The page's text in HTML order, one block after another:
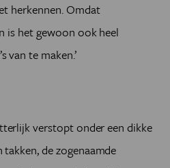
herkennen. Omdat
is het gewoon ook heel
van te maken.’
verstopt onder een dikke
takken, de zogenaamde